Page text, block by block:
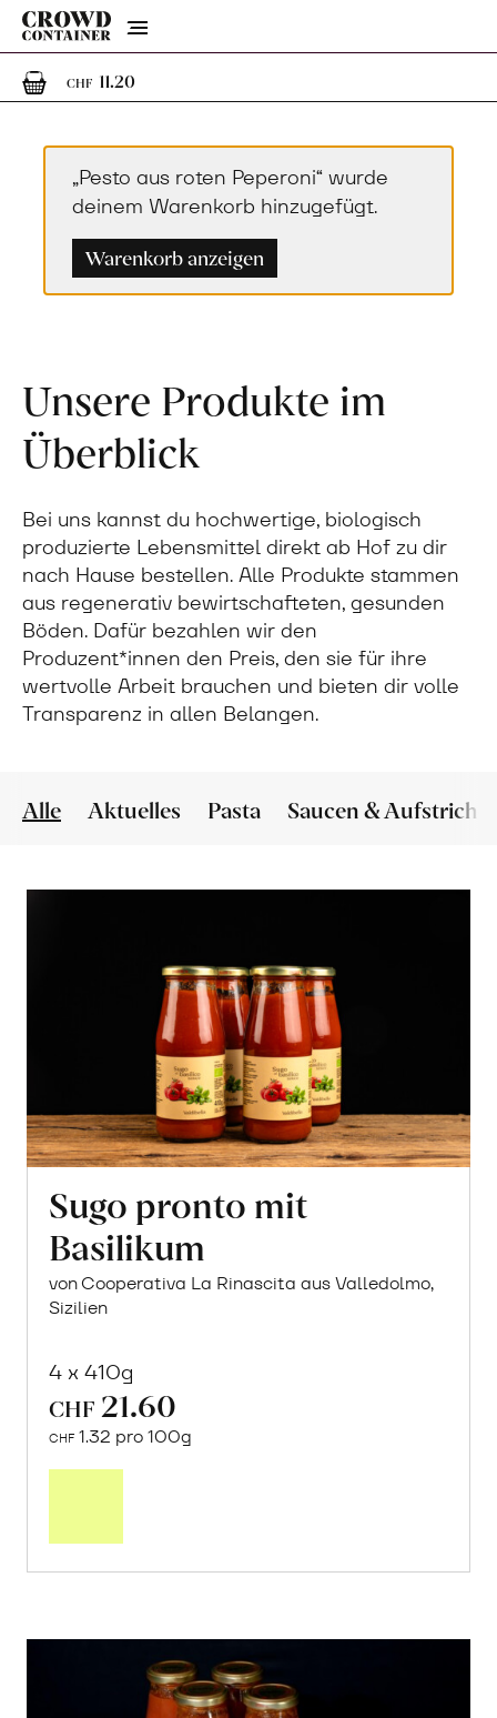
Menu
CHF 11.201 Artikel im Warenkorb
„Pesto aus roten Peperoni“ wurde
deinem Warenkorb hinzugefügt.
Warenkorb anzeigen
Unsere Produkte im
Überblick
Bei uns kannst du hochwertige, biologisch
produzierte Lebensmittel direkt ab Hof zu dir
nach Hause bestellen. Alle Produkte stammen
aus regenerativ bewirtschafteten, gesunden
Böden. Dafür bezahlen wir den
Produzent*innen den Preis, den sie für ihre
wertvolle Arbeit brauchen und bieten dir volle
Transparenz in allen Belangen.
Alle Aktuelles Pasta Saucen & Aufstriche
Sugo pronto mit
Basilikum
von Cooperativa La Rinascita aus Valledolmo,
Sizilien
4 x 410g
CHF 21.60
CHF 1.32 pro 100g